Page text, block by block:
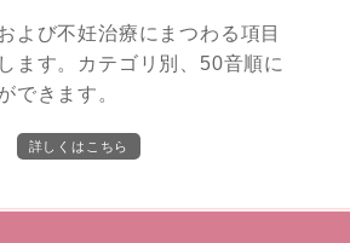
よび不妊治療にまつわる項目
ます。カテゴリ別、50音順に
できます。
詳しくはこちら